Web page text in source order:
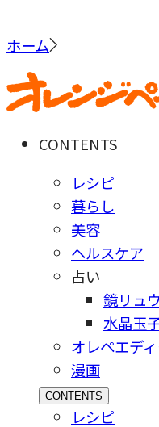
ホーム
CONTENTS
レシピ
暮らし
美容
ヘルスケア
占い
鏡リュ
水晶玉
オレペエデ
漫画
CONTENTS
レシピ